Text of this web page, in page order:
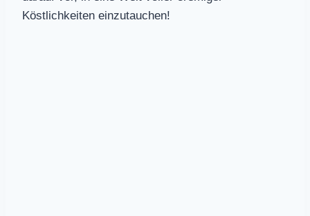
Köstlichkeiten einzutauchen!